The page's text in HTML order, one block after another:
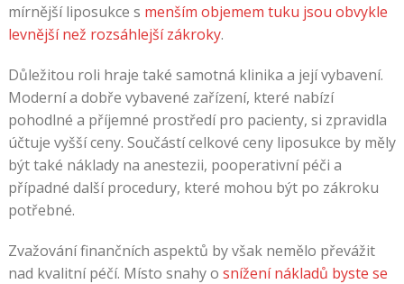
mírnější liposukce s menším objemem tuku jsou obvykle
levnější než rozsáhlejší zákroky.
Důležitou roli hraje také samotná klinika a její vybavení.
Moderní a dobře vybavené zařízení, které nabízí
pohodlné a příjemné prostředí pro pacienty, si zpravidla
účtuje vyšší ceny. Součástí celkové ceny liposukce by měly
být také náklady na anestezii, pooperativní péči a
případné další procedury, které mohou být po zákroku
potřebné.
Zvažování finančních aspektů by však nemělo převážit
nad kvalitní péčí. Místo snahy o snížení nákladů byste se